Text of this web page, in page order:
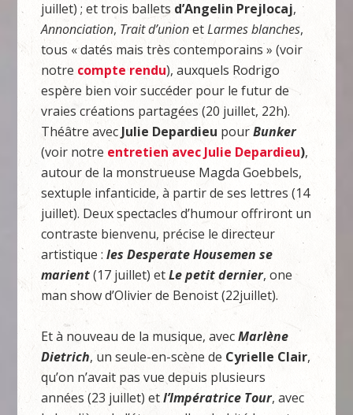
juillet) ; et trois ballets d’Angelin Prejlocaj,
Annonciation, Trait d’unionetLarmesblanches,
tous « datés mais très contemporains » (voir
notre compte rendu), auxquels Rodrigo
espère bien voir succéder pour le futur de
vraies créations partagées (20 juillet, 22h).
Théâtre avec Julie Depardieu pourBunker
(voir notre entretien avec Julie Depardieu),
autour de la monstrueuse Magda Goebbels,
sextuple infanticide, à partir de ses lettres (14
juillet). Deux spectacles d’humour offriront un
contraste bienvenu, précise le directeur
artistique :les Desperate Housemen se
marient(17 juillet) etLe petit dernier, one
man show d’Olivier de Benoist (22juillet).
Et à nouveau de la musique, avecMarlène
Dietrich, un seule-en-scène de Cyrielle Clair,
qu’on n’avait pas vue depuis plusieurs
années (23 juillet) etl’Impératrice Tour, avec